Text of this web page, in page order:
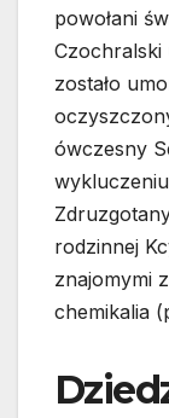
powołani
Czochralski
zostało
ówczesny
rodzinnej
znajomymi
chemikalia